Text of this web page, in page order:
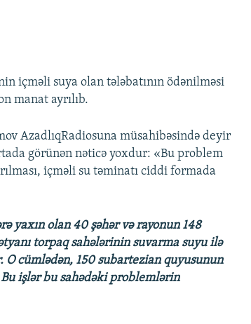
içməli suya olan tələbatının ödənilməsi
manat ayrılıb.
AzadlıqRadiosuna müsahibəsində deyir
görünən nəticə yoxdur: «Bu problem
içməli su təminatı ciddi formada
yaxın olan 40 şəhər və rayonun 148
torpaq sahələrinin suvarma suyu ilə
O cümlədən, 150 subartezian quyusunun
Bu işlər bu sahədəki problemlərin